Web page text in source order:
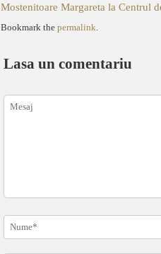
Mostenitoare Margareta la Centrul
Bookmark the permalink
Lasa un comentariu